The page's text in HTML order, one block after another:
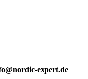
expert.de